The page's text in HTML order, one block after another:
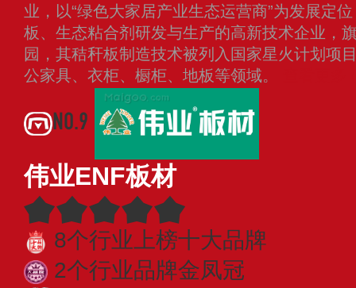
业，以“绿色大家居产业生态运营商”为发展定
板、生态粘合剂研发与生产的高新技术企业，
园，其秸秆板制造技术被列入国家星火计划项
公家具、衣柜、橱柜、地板等领域。
NO.9
伟业ENF板材
8个行业上榜十大品牌
2个行业品牌金凤冠